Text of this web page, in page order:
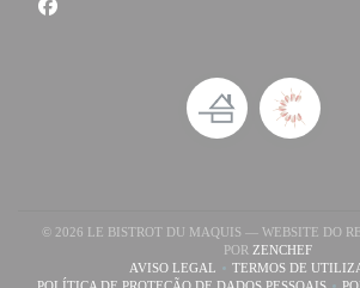
Facebook ((abre numa nova janela))
© 2026 LE BISTROT DU MAQUIS — WEBSITE DO
POR ZENCHEF((ABRE
AVISO LEGAL((ABRE NUMA NOVA
TERMOS DE
POLÍTICA DE PROTEÇÃO DE DADOS PESSOAIS